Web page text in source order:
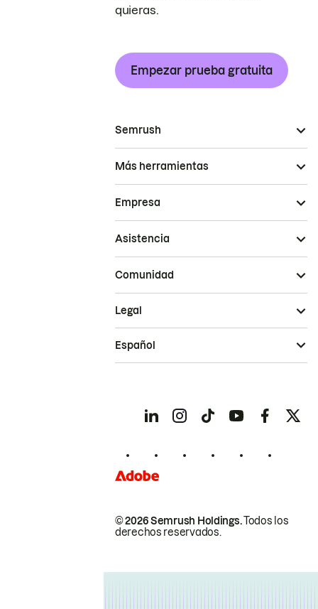
quieras.
Empezar prueba gratuita
Semrush
Más herramientas
Empresa
Asistencia
Comunidad
© 2026 Semrush Holdings.Todos los
derechos reservados.
Legal
Español